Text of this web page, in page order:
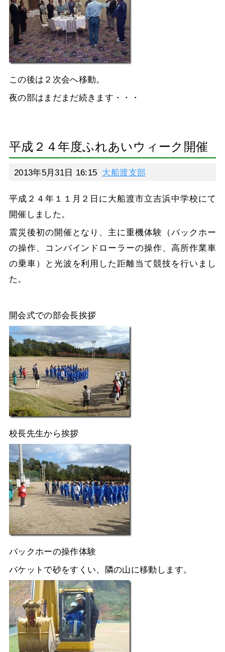
この後は２次会へ移動。
夜の部はまだまだ続きます・・・
平成２４年度ふれあいウィーク開催
2013年5月31日 16:15 大船渡支部
平成２４年１１月２日に大船渡市立吉浜中学校にて
開催しました。
震災後初の開催となり、主に重機体験（バックホー
の操作、コンバインドローラーの操作、高所作業車
の乗車）と光波を利用した距離当て競技を行いまし
た。
開会式での部会長挨拶
校長先生から挨拶
バックホーの操作体験
バケットで砂をすくい、隣の山に移動します。